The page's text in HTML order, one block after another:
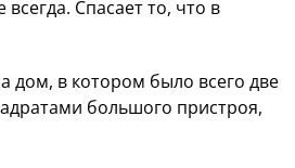
Спасает то, что в
дом, в котором было всего две
большого пристроя,